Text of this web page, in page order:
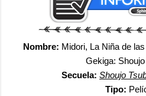
Nombre: Midori, La Niña de
Gekiga:
Secuela:Shoujo
Tipo: